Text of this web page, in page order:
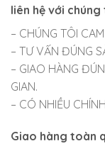
liên hệ với
– CHÚNG TÔI
– TƯ VẤN ĐÚNG
– GIAO HÀNG
GIAN.
– CÓ NHIỀU
Giao hàng toàn